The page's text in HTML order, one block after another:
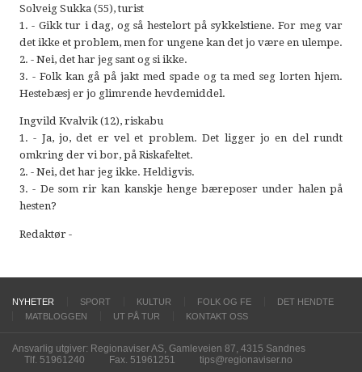
Solveig Sukka (55), turist
1. - Gikk tur i dag, og så hestelort på sykkelstiene. For meg var
det ikke et problem, men for ungene kan det jo være en ulempe.
2. - Nei, det har jeg sant og si ikke.
3. - Folk kan gå på jakt med spade og ta med seg lorten hjem.
Hestebæsj er jo glimrende hevdemiddel.
Ingvild Kvalvik (12), riskabu
1. - Ja, jo, det er vel et problem. Det ligger jo en del rundt
omkring der vi bor, på Riskafeltet.
2. - Nei, det har jeg ikke. Heldigvis.
3. - De som rir kan kanskje henge bæreposer under halen på
hesten?
Redaktør -
NYHETER SPORT KULTUR FOLK OG FE
DET HENDTE
MATBLOGGEN
UT PÅ TUR KONTAKT OSS
Ansvarlig utgiver: Regionaviser AS, Gamleveien 87, 4315 Sandnes
Tlf. 51961240
Fax. 51961251 tips@regionaviser.no